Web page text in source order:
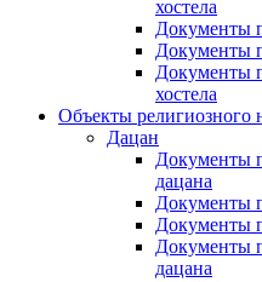
хостела
Документы
Документы
Документы
хостела
Объекты религиозного
Дацан
Документы
дацана
Документы
Документы
Документы
дацана